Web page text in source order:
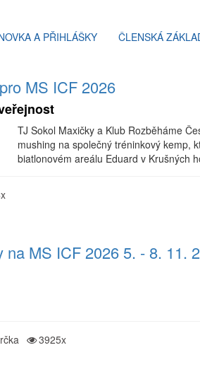
A PŘIHLÁŠKY ČLENSKÁ
MS ICF 2026
TJ Sokol Maxičky a Klub Rozběháme
mushing na společný tréninkový kemp,
biatlonovém areálu Eduard v Krušných
na MS ICF 2026 5. - 8. 11.
3925x